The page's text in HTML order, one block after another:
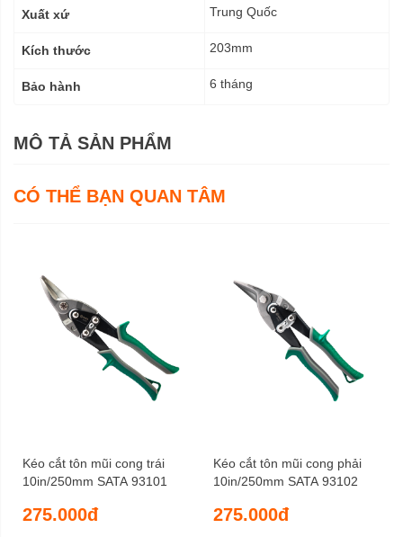
Xuất xứ
Trung Quốc
Kích thước 203mm
Bảo hành 6 tháng
MÔ TẢ SẢN PHẨM
CÓ THỂ BẠN QUAN TÂM
Kéo cắt tôn mũi cong trái
10in/250mm SATA 93101
275.000đ
Kéo cắt tôn mũi cong phải
10in/250mm SATA 93102
275.000đ